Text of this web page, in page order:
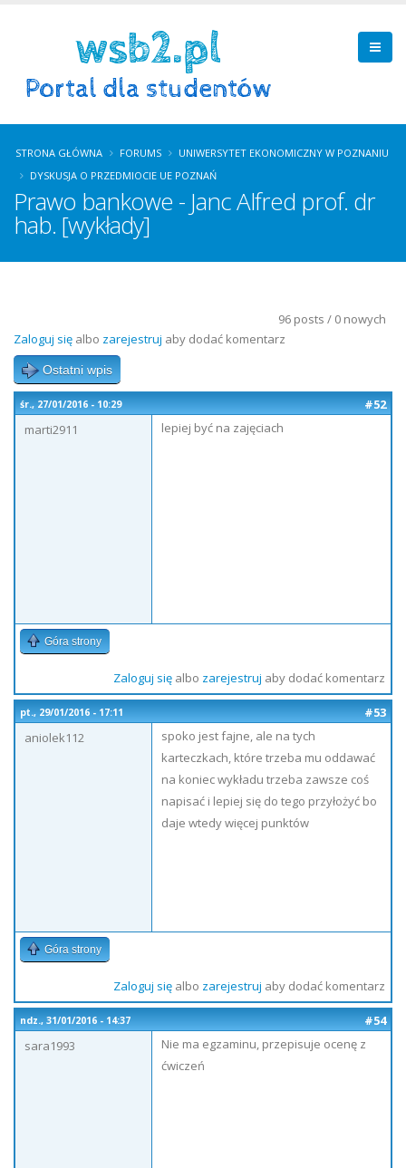
STRONA GŁÓWNA FORUMS
UNIWERSYTET EKONOMICZNY W POZNANIU
DYSKUSJA O PRZEDMIOCIE UE POZNAŃ
Prawo bankowe - Janc Alfred prof. dr
hab. [wykłady]
96 posts / 0 nowych
Zaloguj się albo zarejestruj aby dodać komentarz
Ostatni wpis
śr., 27/01/2016 - 10:29
#52
marti2911
lepiej być na zajęciach
Góra strony
Zaloguj sięalbo zarejestruj aby dodać komentarz
pt., 29/01/2016 - 17:11
#53
aniolek112
spoko jest fajne, ale na tych
karteczkach, które trzeba mu oddawać
na koniec wykładu trzeba zawsze coś
napisać i lepiej się do tego przyłożyć bo
daje wtedy więcej punktów
Góra strony
Zaloguj sięalbo zarejestruj aby dodać komentarz
ndz., 31/01/2016 - 14:37
#54
sara1993
Nie ma egzaminu, przepisuje ocenę z
ćwiczeń